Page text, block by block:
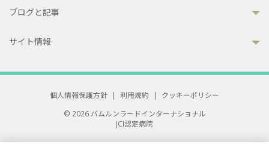
ブログと記事
サイト情報
個人情報保護方針 | 利用規約 |
クッキーポリシー
© 2026 バムルンラードインターナショナル
JCI認定病院